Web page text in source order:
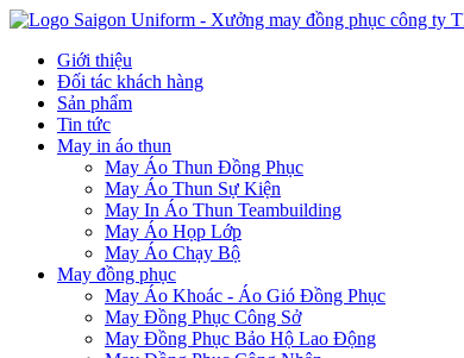
Giới thiệu
Đối tác khách hàng
Sản phẩm
Tin tức
May in áo thun
May Áo Thun Đồng Phục
May Áo Thun Sự Kiện
May In Áo Thun Teambuilding
May Áo Họp Lớp
May Áo Chạy Bộ
May đồng phục
May Áo Khoác - Áo Gió Đồng Phục
May Đồng Phục Công Sở
May Đồng Phục Bảo Hộ Lao Động